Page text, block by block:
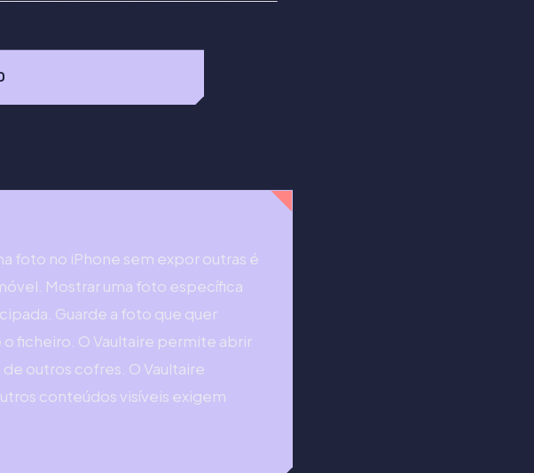
foto no iPhone sem expor outras é
Mostrar uma foto específica
Guarde a foto que quer
ficheiro. O Vaultaire permite abrir
outros cofres. O Vaultaire
conteúdos visíveis exigem